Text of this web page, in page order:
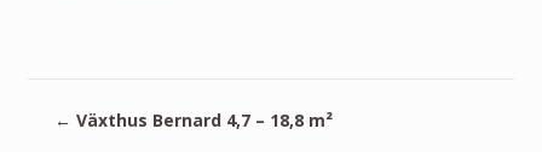
← Växthus Bernard 4,7 – 18,8 m²